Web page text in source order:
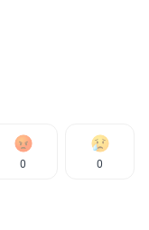
0 0